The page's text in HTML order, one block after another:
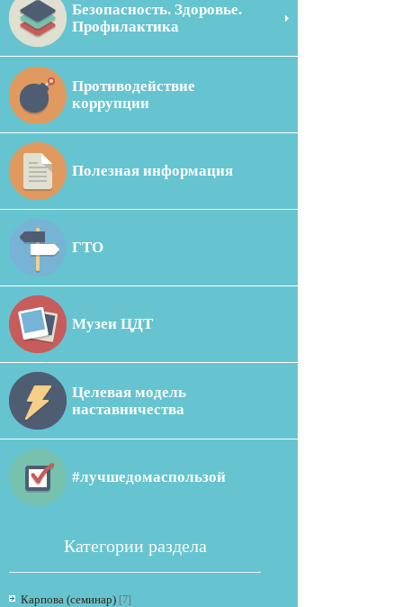
Безопасность. Здоровье.
Профилактика
Противодействие
коррупции
Полезная информация
ГТО
Музеи ЦДТ
Целевая модель
наставничества
#лучшедомаспользой
Категории раздела
Карпова (семинар) [7]